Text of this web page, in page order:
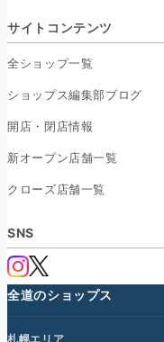
サイトコンテンツ
全ショップ一覧
ショップス編集部ブログ
開店・閉店情報
新オープン店舗一覧
クローズ店舗一覧
SNS
全道のショップス
札幌エリア